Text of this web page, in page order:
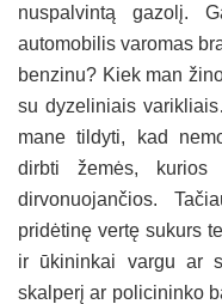
nuspalvintą gazolį.
automobilis varomas
benzinu? Kiek man
su dyzeliniais
mane tildyti, kad
dirbti žemės,
dirvonuojančios.
pridėtinę vertę sukurs
ir ūkininkai vargu ar
skalperį ar policininko